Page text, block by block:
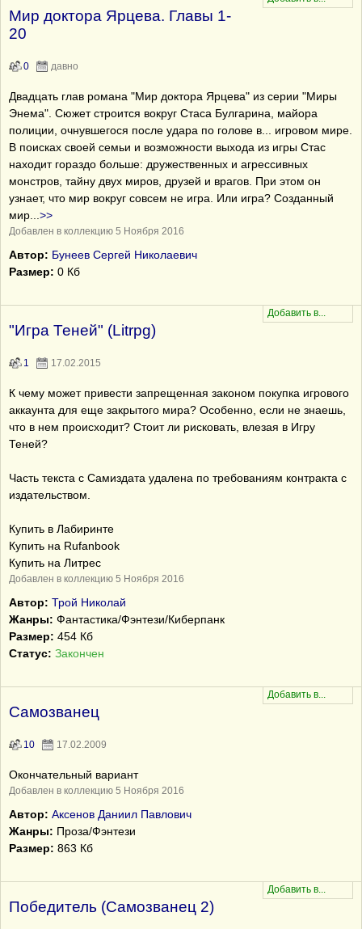
Мир доктора Ярцева. Главы 1-
20
0 давно
Двадцать глав романа "Мир доктора Ярцева" из серии "Миры
Энема". Сюжет строится вокруг Стаса Булгарина, майора
полиции, очнувшегося после удара по голове в... игровом мире.
В поисках своей семьи и возможности выхода из игры Стас
находит гораздо больше: дружественных и агрессивных
монстров, тайну двух миров, друзей и врагов. При этом он
узнает, что мир вокруг совсем не игра. Или игра? Созданный
мир
>>
Добавлен в коллекцию 5 Ноября 2016
Автор: Бунеев Сергей Николаевич
Размер: 0 Кб
"Игра Теней" (Litrpg)
1 17.02.2015
К чему может привести запрещенная законом покупка игрового
аккаунта для еще закрытого мира? Особенно, если не знаешь,
что в нем происходит? Стоит ли рисковать, влезая в Игру
Теней?
Часть текста с Самиздата удалена по требованиям контракта с
издательством.
Купить в Лабиринте
Купить на Rufanbook
Купить на Литрес
Добавлен в коллекцию 5 Ноября 2016
Автор: Трой Николай
Жанры: Фантастика/Фэнтези/Киберпанк
Размер: 454 Кб
Статус: Закончен
Самозванец
10 17.02.2009
Окончательный вариант
Добавлен в коллекцию 5 Ноября 2016
Автор: Аксенов Даниил Павлович
Жанры: Проза/Фэнтези
Размер: 863 Кб
Победитель (Самозванец 2)